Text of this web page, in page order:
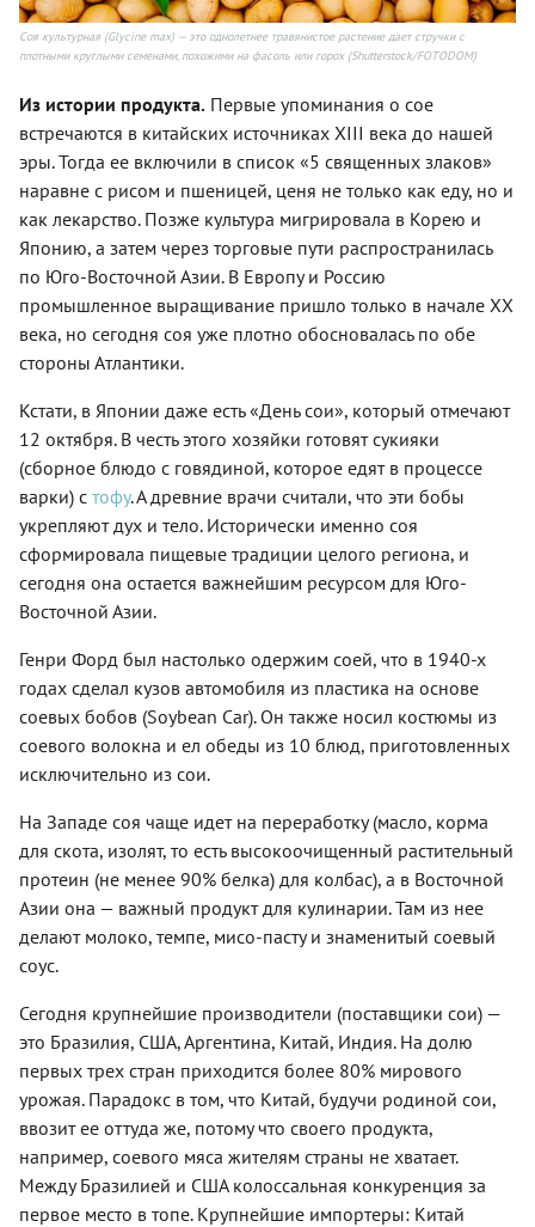
Соя культурная (Glycine max) — это однолетнее травянистое растение дает стручки с
плотными круглыми семенами, похожими на фасоль или горох (Shutterstock/FOTODOM)
Из истории продукта. Первые упоминания о сое
встречаются в китайских источниках XIII века до нашей
эры. Тогда ее включили в список «5 священных злаков»
наравне с рисом и пшеницей, ценя не только как еду, но и
как лекарство. Позже культура мигрировала в Корею и
Японию, а затем через торговые пути распространилась
по Юго-Восточной Азии. В Европу и Россию
промышленное выращивание пришло только в начале XX
века, но сегодня соя уже плотно обосновалась по обе
стороны Атлантики.
Кстати, в Японии даже есть «День сои», который отмечают
12 октября. В честь этого хозяйки готовят сукияки
(сборное блюдо с говядиной, которое едят в процессе
варки) с тофу. А древние врачи считали, что эти бобы
укрепляют дух и тело. Исторически именно соя
сформировала пищевые традиции целого региона, и
сегодня она остается важнейшим ресурсом для Юго-
Восточной Азии.
Генри Форд был настолько одержим соей, что в 1940-х
годах сделал кузов автомобиля из пластика на основе
соевых бобов (Soybean Car). Он также носил костюмы из
соевого волокна и ел обеды из 10 блюд, приготовленных
исключительно из сои.
На Западе соя чаще идет на переработку (масло, корма
для скота, изолят, то есть высокоочищенный растительный
протеин (не менее 90% белка) для колбас), а в Восточной
Азии она — важный продукт для кулинарии. Там из нее
делают молоко, темпе, мисо-пасту и знаменитый соевый
соус.
Сегодня крупнейшие производители (поставщики сои) —
это Бразилия, США, Аргентина, Китай, Индия. На долю
первых трех стран приходится более 80% мирового
урожая. Парадокс в том, что Китай, будучи родиной сои,
ввозит ее оттуда же, потому что своего продукта,
например, соевого мяса жителям страны не хватает.
Между Бразилией и США колоссальная конкуренция за
первое место в топе. Крупнейшие импортеры: Китай